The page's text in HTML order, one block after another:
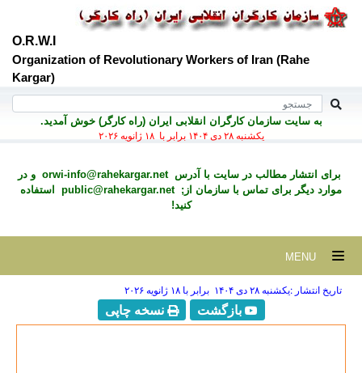
O.R.W.I
Organization of Revolutionary Workers of Iran (Rahe
Kargar)
به سايت سازمان کارگران انقلابی ايران (راه کارگر) خوش آمديد.
يكشنبه ۲۸ دی ۱۴۰۴ برابر با ۱۸ ژانويه ۲۰۲۶
برای انتشار مطالب در سايت با آدرسorwi-info@rahekargar.net و در
موارد ديگر برای تماس با سازمان از;public@rahekargar.net
استفاده
کنید!
تاریخ انتشار :يكشنبه ۲۸ دی ۱۴۰۴ برابر با ۱۸ ژانويه ۲۰۲۶
بازگشت نسخه چاپی